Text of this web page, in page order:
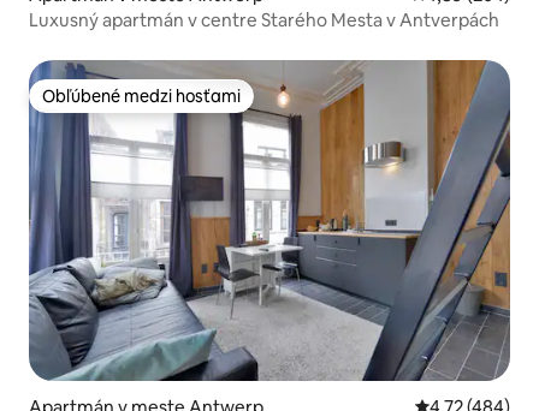
Luxusný apartmán v centre Starého Mesta v Antverpách
Obľúbené medzi hosťami
Obľúbené medzi hosťami